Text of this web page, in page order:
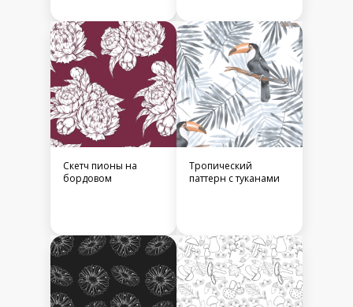
Скетч пионы на
бордовом
Тропический
паттерн с туканами